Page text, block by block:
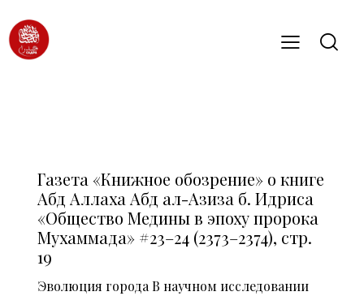
Газета «Книжное обозрение» о книге
Абд Аллаха Абд ал-Азиза б. Идриса
«Общество Медины в эпоху пророка
Мухаммада» #23–24 (2373–2374), стр.
19
Эволюция города В научном исследовании